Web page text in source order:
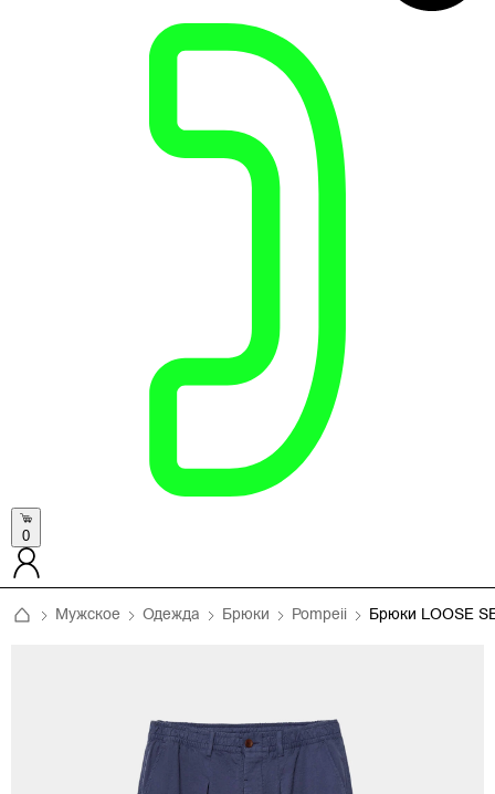
0
Мужское Одежда Брюки Pompeii Брюки LOOSE